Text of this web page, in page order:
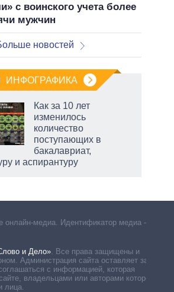
с воинского учета более
мужчин
новостей
ИНФОГРАФИКА
Как за 10 лет
изменилось
количество
поступающих в
бакалавриат,
и аспирантуру
онлайн-медиа. Идентификатор медиа –
и Дело» Все права защищены и
Администрация сайта оставляет за
с информацией, которая
владельцами или авторами которой
лица.